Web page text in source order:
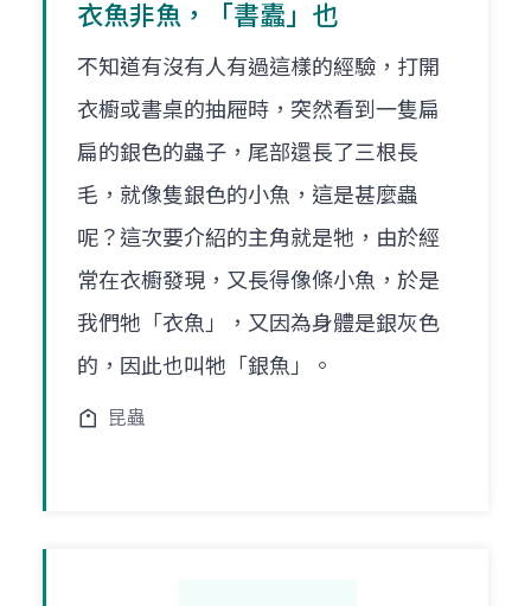
衣魚非魚，「書蠹」也
不知道有沒有人有過這樣的經驗，打開
衣櫥或書桌的抽屜時，突然看到一隻扁
扁的銀色的蟲子，尾部還長了三根長
毛，就像隻銀色的小魚，這是甚麼蟲
呢？這次要介紹的主角就是牠，由於經
常在衣櫥發現，又長得像條小魚，於是
我們牠「衣魚」，又因為身體是銀灰色
的，因此也叫牠「銀魚」。
昆蟲